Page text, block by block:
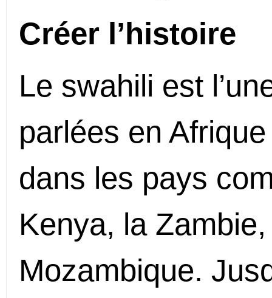
Créer l’histoire
Le swahili est
parlées en
dans les pays
Kenya, la
Mozambique.